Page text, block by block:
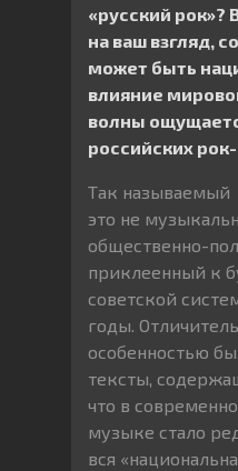
«русский рок»?
на ваш взгляд,
может быть
влияние
волны
российских
Так называемый
это не
общественно-
приклеенный к
советской
годы.
особенностью
тексты,
что в
музыке стало
вся